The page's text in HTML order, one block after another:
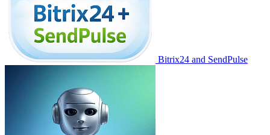
Bitrix24 and SendPulse